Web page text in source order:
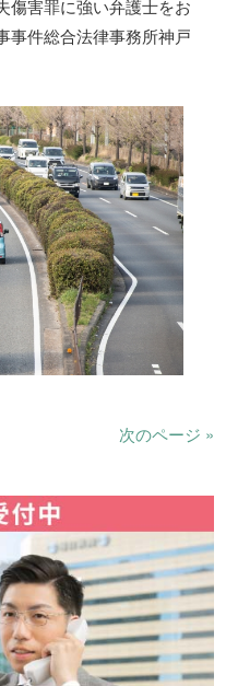
傷害罪に強い弁護士をお
事件総合法律事務所神戸
次のページ »